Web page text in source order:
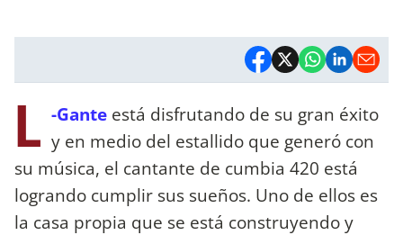
L -Gante está disfrutando de su gran éxito
y en medio del estallido que generó con
su música, el cantante de cumbia 420 está
logrando cumplir sus sueños. Uno de ellos es
la casa propia que se está construyendo y